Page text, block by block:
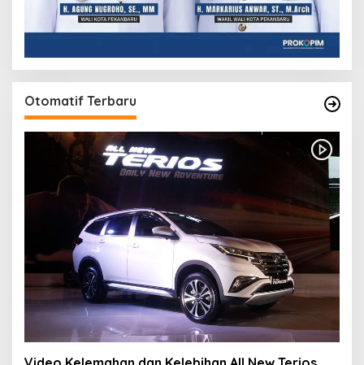
Otomatif Terbaru